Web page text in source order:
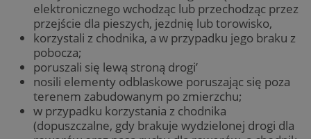
elektronicznego wchodząc lub przechodząc przez
przejście dla pieszych, jezdnię lub torowisko,
korzystali z chodnika, a w przypadku jego braku z
pobocza;
poruszali się lewą stroną drogi’
nosili elementy odblaskowe poruszając się poza
terenem zabudowanym po zmierzchu;
w przypadku korzystania z chodnika
(dopuszczalne, gdy brakuje wydzielonej drogi dla